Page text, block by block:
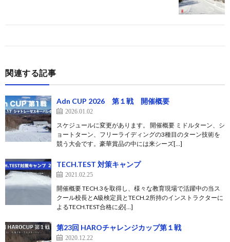
関連する記事
Adn CUP 2026 第１戦 開催概要
2026.01.02
スケジュールに変更があります。 開催概要 ミドルターン、シ
ョートターン、フリーライディングの3種目のターン技術を
競う大会です。豪華賞品の中には来シーズ[…]
TECH.TEST 対策キャンプ
2021.02.25
開催概要 TECH.3を取得し、様々な教育現場で活躍中の当ス
クール校長とA級検定員とTECH.2所持のインストラクターに
よるTECH.TEST合格に必[…]
第23回 HAROチャレンジカップ第１戦
2020.12.22